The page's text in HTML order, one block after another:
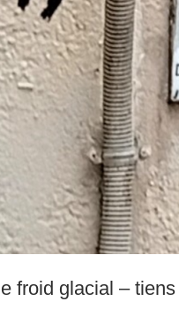
froid glacial –